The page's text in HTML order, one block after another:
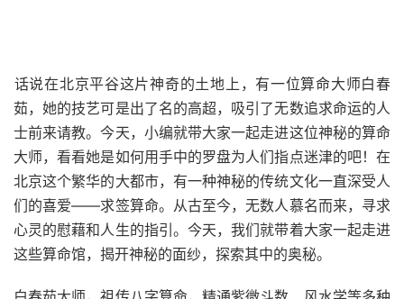
话说在北京平谷这片神奇的土地上，有一位算命大师白春
茹，她的技艺可是出了名的高超，吸引了无数追求命运的人
士前来请教。今天，小编就带大家一起走进这位神秘的算命
大师，看看她是如何用手中的罗盘为人们指点迷津的吧！在
北京这个繁华的大都市，有一种神秘的传统文化一直深受人
们的喜爱——求签算命。从古至今，无数人慕名而来，寻求
心灵的慰藉和人生的指引。今天，我们就带着大家一起走进
这些算命馆，揭开神秘的面纱，探索其中的奥秘。